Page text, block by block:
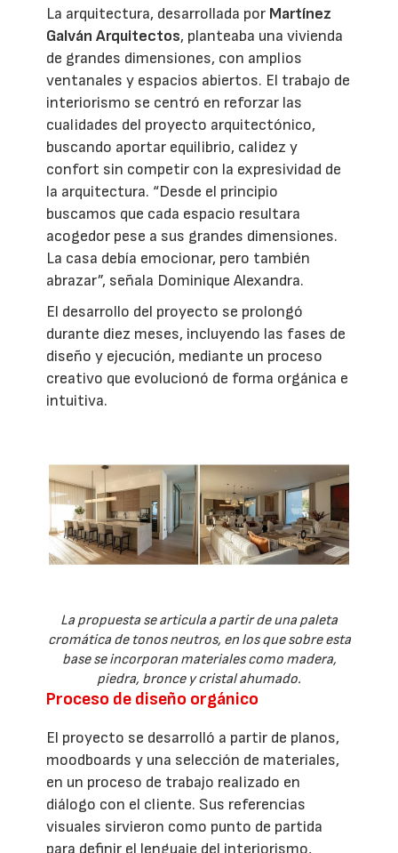
La arquitectura, desarrollada por Martínez
Galván Arquitectos, planteaba una vivienda
de grandes dimensiones, con amplios
ventanales y espacios abiertos. El trabajo de
interiorismo se centró en reforzar las
cualidades del proyecto arquitectónico,
buscando aportar equilibrio, calidez y
confort sin competir con la expresividad de
la arquitectura. “Desde el principio
buscamos que cada espacio resultara
acogedor pese a sus grandes dimensiones.
La casa debía emocionar, pero también
abrazar”, señala Dominique Alexandra.
El desarrollo del proyecto se prolongó
durante diez meses, incluyendo las fases de
diseño y ejecución, mediante un proceso
creativo que evolucionó de forma orgánica e
intuitiva.
La propuesta se articula a partir de una paleta
cromática de tonos neutros, en los que sobre esta
base se incorporan materiales como madera,
piedra, bronce y cristal ahumado.
Proceso de diseño orgánico
El proyecto se desarrolló a partir de planos,
moodboards y una selección de materiales,
en un proceso de trabajo realizado en
diálogo con el cliente. Sus referencias
visuales sirvieron como punto de partida